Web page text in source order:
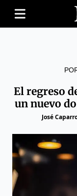
El regreso
un nuevo
José